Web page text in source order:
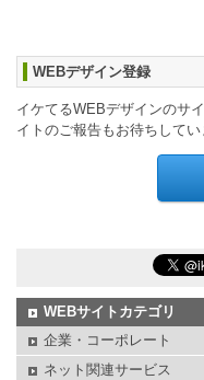
WEBデザイン登録
イケてるWEBデザインのサ
イトのご報告もお待ちしてい
WEBサイトカテゴリ
企業・コーポレート
ネット関連サービス